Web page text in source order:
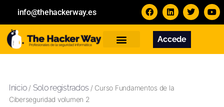
info@thehackerway.es
Accede
Inicio/ Solo registrados / Curso Fundamentos de la
Ciberseguridad volumen 2